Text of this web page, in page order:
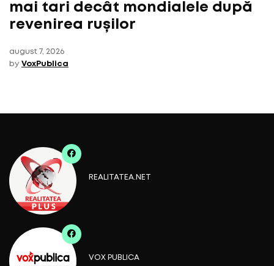
mai tari decât mondialele după
revenirea rușilor
august 7, 2026
by VoxPublica
REALITATEA.NET
VOX PUBLICA